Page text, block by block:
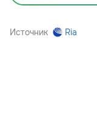
Источник Ria